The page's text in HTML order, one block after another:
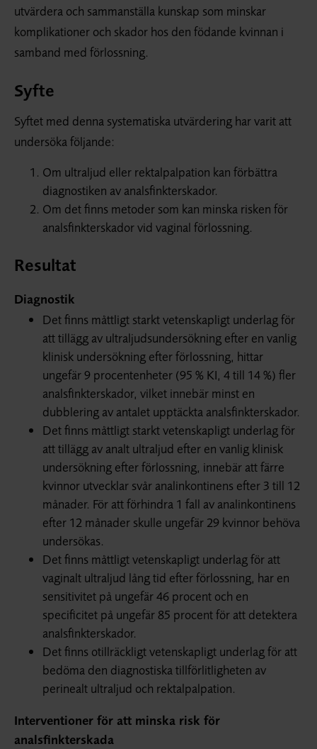
utvärdera och sammanställa kunskap som minskar
komplikationer och skador hos den födande kvinnan i
samband med förlossning.
Syfte
Syftet med denna systematiska utvärdering har varit att
undersöka följande:
Om ultraljud eller rektalpalpation kan förbättra
diagnostiken av analsfinkterskador.
Om det finns metoder som kan minska risken för
analsfinkterskador vid vaginal förlossning.
Resultat
Diagnostik
Det finns måttligt starkt vetenskapligt underlag för
att tillägg av ultraljudsundersökning efter en vanlig
klinisk undersökning efter förlossning, hittar
ungefär 9 procentenheter (95 % KI, 4 till 14 %) fler
analsfinkterskador, vilket innebär minst en
dubblering av antalet upptäckta analsfinkterskador.
Det finns måttligt starkt vetenskapligt underlag för
att tillägg av analt ultraljud efter en vanlig klinisk
undersökning efter förlossning, innebär att färre
kvinnor utvecklar svår analinkontinens efter 3 till 12
månader. För att förhindra 1 fall av analinkontinens
efter 12 månader skulle ungefär 29 kvinnor behöva
undersökas.
Det finns måttligt vetenskapligt underlag för att
vaginalt ultraljud lång tid efter förlossning, har en
sensitivitet på ungefär 46 procent och en
specificitet på ungefär 85 procent för att detektera
analsfinkterskador.
Det finns otillräckligt vetenskapligt underlag för att
bedöma den diagnostiska tillförlitligheten av
perinealt ultraljud och rektalpalpation.
Interventioner för att minska risk för
analsfinkterskada